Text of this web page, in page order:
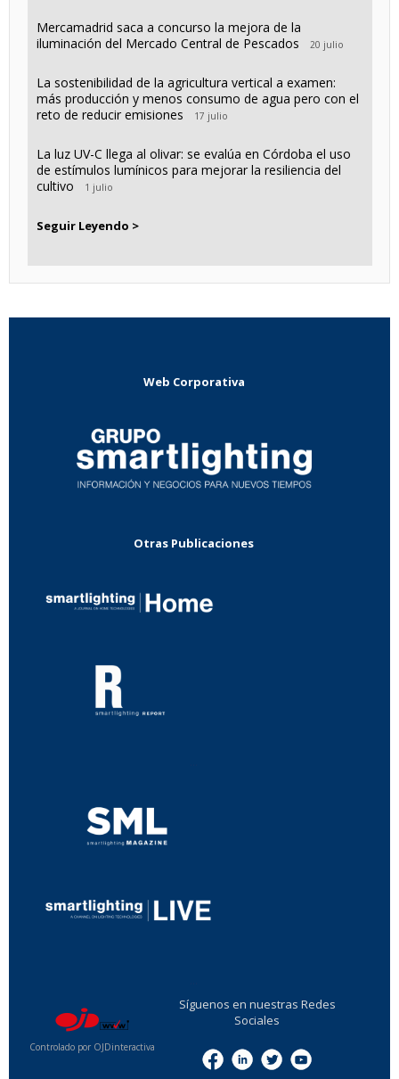
Mercamadrid saca a concurso la mejora de la
iluminación del Mercado Central de Pescados
20 julio
La sostenibilidad de la agricultura vertical a examen:
más producción y menos consumo de agua pero con el
reto de reducir emisiones
17 julio
La luz UV-C llega al olivar: se evalúa en Córdoba el uso
de estímulos lumínicos para mejorar la resiliencia del
cultivo
1 julio
Seguir Leyendo >
Web Corporativa
Otras Publicaciones
Controlado por OJDinteractiva
Síguenos en nuestras Redes
Sociales